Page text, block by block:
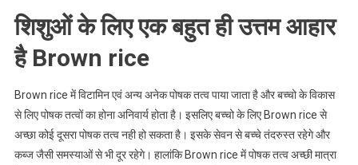
शिशुओं के लिए एक बहुत ही उत्तम आहार
है Brown rice
Brown rice में विटामिन एवं अन्य अनेक पोषक तत्व पाया जाता है और बच्चो के विकास
से लिए पोषक तत्वों का होना अनिवार्य होता है। इसलिए बच्चो के लिए Brown rice से
अच्छा कोई दूसरा पोषक तत्व नही हो सकता है। इसके सेवन से बच्चे तंदरुस्त रहेगे और
कब्ज जैसी समस्याओं से भी दूर रहेगे। हालांकि Brown rice में पोषक तत्व अच्छी मात्रा